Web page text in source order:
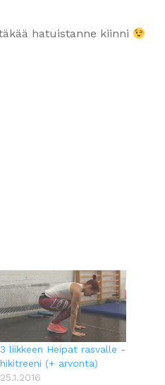
hatuistanne kiinni
3 liikkeen Heipat rasvalle -
hikitreeni (+ arvonta)
25.1.2016